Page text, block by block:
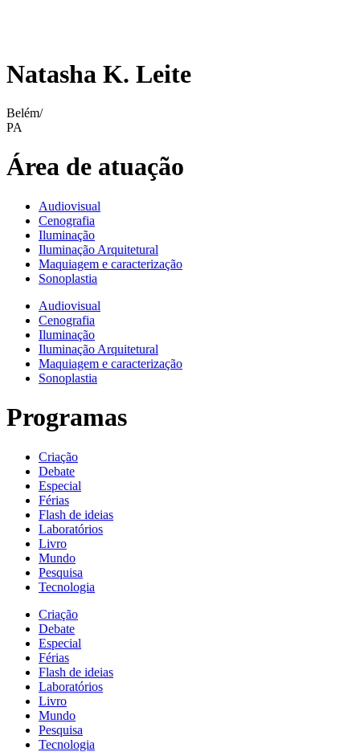
Natasha K. Leite
Belém/
PA
Área de atuação
Audiovisual
Cenografia
Iluminação
Iluminação Arquitetural
Maquiagem e caracterização
Sonoplastia
Audiovisual
Cenografia
Iluminação
Iluminação Arquitetural
Maquiagem e caracterização
Sonoplastia
Programas
Criação
Debate
Especial
Férias
Flash de ideias
Laboratórios
Livro
Mundo
Pesquisa
Tecnologia
Criação
Debate
Especial
Férias
Flash de ideias
Laboratórios
Livro
Mundo
Pesquisa
Tecnologia